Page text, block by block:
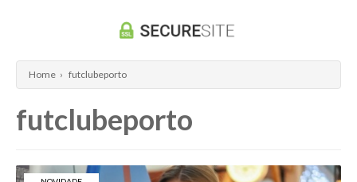
Home › futclubeporto
futclubeporto